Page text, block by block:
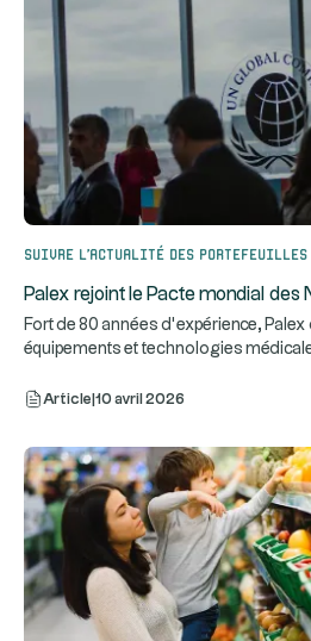
Suivre l’actualité des portefeuilles
Palex rejoint le Pacte mondial des
Fort de 80 années d’expérience,
équipements et technologies
Article 10 avril 2026